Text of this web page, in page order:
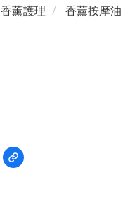
香薰護理 香薰按摩油